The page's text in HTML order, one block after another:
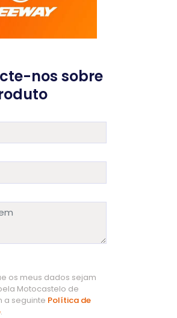
nos sobre
os meus dados sejam
Motocastelo de
a seguinte Política de
.